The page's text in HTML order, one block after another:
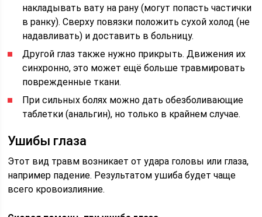
накладывать вату на рану (могут попасть частички
в ранку). Сверху повязки положить сухой холод (не
надавливать) и доставить в больницу.
Другой глаз также нужно прикрыть. Движения их
синхронно, это может ещё больше травмировать
поврежденные ткани.
При сильных болях можно дать обезболивающие
таблетки (анальгин), но только в крайнем случае.
Ушибы глаза
Этот вид травм возникает от удара головы или глаза,
например падение. Результатом ушиба будет чаще
всего кровоизлияние.